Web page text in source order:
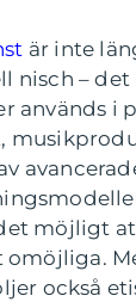
är inte
nisch –
används i
möjligt
också